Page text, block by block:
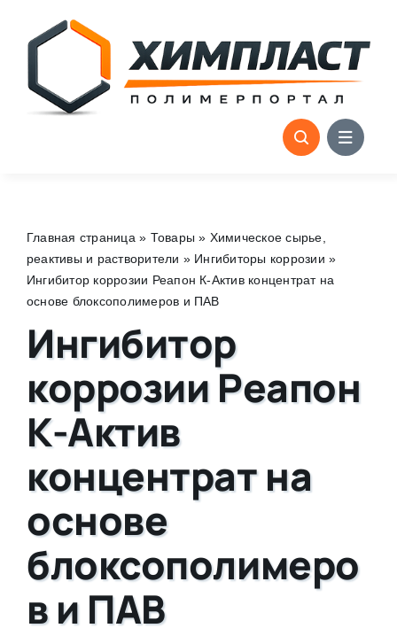
content
Главная страница » Товары » Химическое сырье,
реактивы и растворители » Ингибиторы коррозии »
Ингибитор коррозии Реапон К-Актив концентрат на
основе блоксополимеров и ПАВ
Ингибитор
коррозии Реапон
К-Актив
концентрат на
основе
блоксополимеро
в и ПАВ